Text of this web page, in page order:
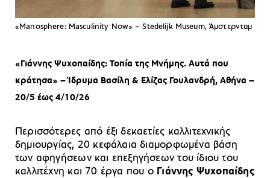
«Manosphere: Masculinity Now» – Stedelijk Museum, Άμστερνταμ
«Γιάννης Ψυχοπαίδης: Τοπία της Μνήμης. Αυτά που
κράτησα» – Ίδρυμα Βασίλη & Ελίζας Γουλανδρή, Αθήνα –
20/5 έως 4/10/26
Περισσότερες από έξι δεκαετίες καλλιτεχνικής
δημιουργίας, 20 κεφάλαια διαμορφωμένα βάση
των αφηγήσεων και επεξηγήσεων του ίδιου του
καλλιτέχνη και 70 έργα που ο Γιάννης Ψυχοπαίδης